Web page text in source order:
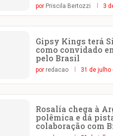
por Priscila Bertozzi 3
Gipsy Kings terá
como convidado
pelo Brasil
por redacao 31 de julho
Rosalía chega à
polêmica e dá
colaboração com